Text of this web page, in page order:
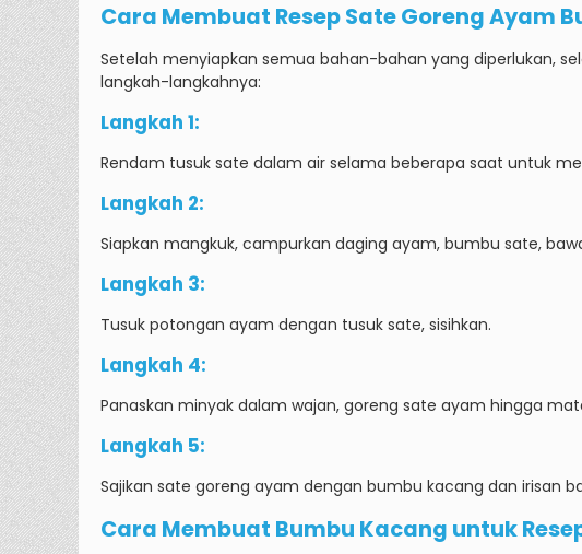
Cara Membuat Resep Sate Goreng Ayam
Setelah menyiapkan semua bahan-bahan yang diperlukan,
langkah-langkahnya:
Langkah 1:
Rendam tusuk sate dalam air selama beberapa saat untuk
Langkah 2:
Siapkan mangkuk, campurkan daging ayam, bumbu sate,
Langkah 3:
Tusuk potongan ayam dengan tusuk sate, sisihkan.
Langkah 4:
Panaskan minyak dalam wajan, goreng sate ayam hingga
Langkah 5:
Sajikan sate goreng ayam dengan bumbu kacang dan irisan
Cara Membuat Bumbu Kacang untuk